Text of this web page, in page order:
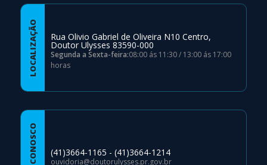
LOCALIZAÇÃO Rua Olivio Gabriel de Oliveira N10 Centro,
Doutor Ulysses 83590-000
Segunda a Sexta-feira:08:00 ás 11:30 / 13:00 ás 17:00
horas
(41)3664-1165 - (41)3664-1214
ouvidoria@doutorulysses.pr.gov.br